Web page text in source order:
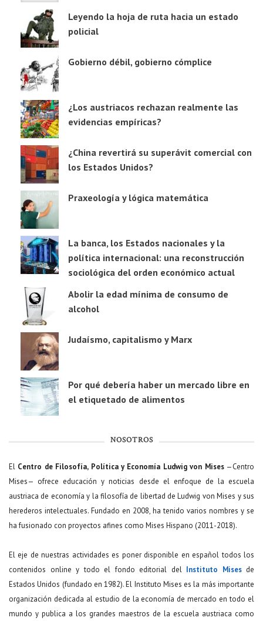
Leyendo la hoja de ruta hacia un estado
policial
Gobierno débil, gobierno cómplice
¿Los austriacos rechazan realmente las
evidencias empíricas?
¿China revertirá su superávit comercial con
los Estados Unidos?
Praxeología y lógica matemática
La banca, los Estados nacionales y la
política internacional: una reconstrucción
sociológica del orden económico actual
Abolir la edad mínima de consumo de
alcohol
Judaísmo, capitalismo y Marx
Por qué debería haber un mercado libre en
el etiquetado de alimentos
NOSOTROS
El Centro de Filosofía, Política y Economía Ludwig von Mises—Centro
Mises— ofrece educación y noticias desde el enfoque de la escuela
austriaca de economía y la filosofía de libertad de Ludwig von Mises y sus
herederos intelectuales. Fundado en 2008, ha tenido varios nombres y se
ha fusionado con proyectos afines como Mises Hispano (2011-2018).
El eje de nuestras actividades es poner disponible en español todos los
contenidos online y todo el fondo editorial del Instituto Misesde
Estados Unidos (fundado en 1982). El Instituto Mises es la más importante
organización dedicada al estudio de la economía de mercado en todo el
mundo y publica a los grandes maestros de la escuela austriaca como